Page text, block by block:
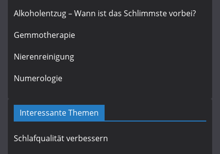
Alkoholentzug – Wann ist das Schlimmste vorbei?
Gemmotherapie
Nierenreinigung
Numerologie
Interessante Themen
Schlafqualität verbessern